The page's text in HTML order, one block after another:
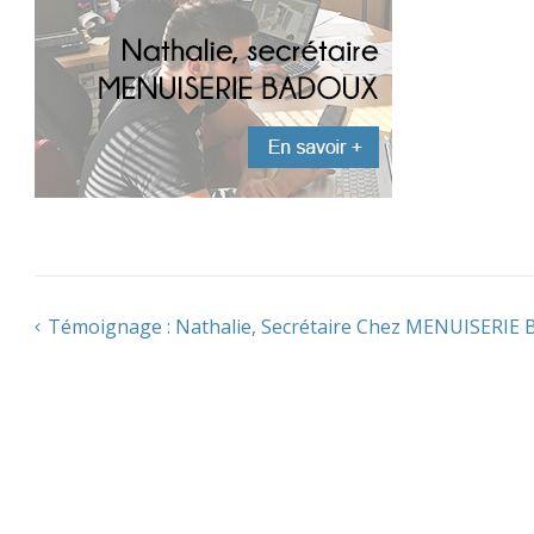
Navigation
Témoignage : Nathalie, Secrétaire Chez MENUISERIE